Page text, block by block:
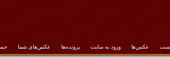
عکس‌ها ورود به سایت پرونده‌ها عکس‌های شما